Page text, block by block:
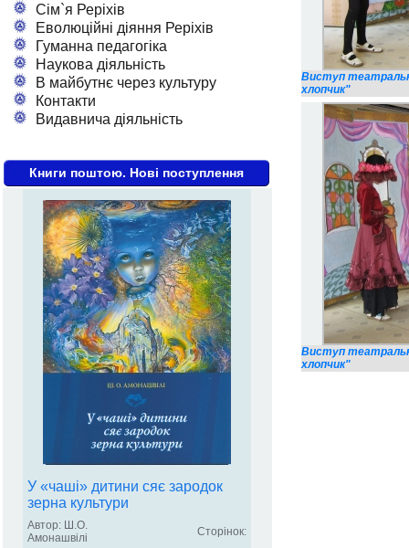
Сім`я Реріхів
Еволюційні діяння Реріхів
Гуманна педагогіка
Наукова діяльність
В майбутнє через культуру
Контакти
Видавнича діяльність
Книги поштою. Нові поступлення
У «чаші» дитини сяє зародок
зерна культури
Автор: Ш.О.
Амонашвілі
Сторінок:
Виступ
хлопчик"
Виступ
хлопчик"